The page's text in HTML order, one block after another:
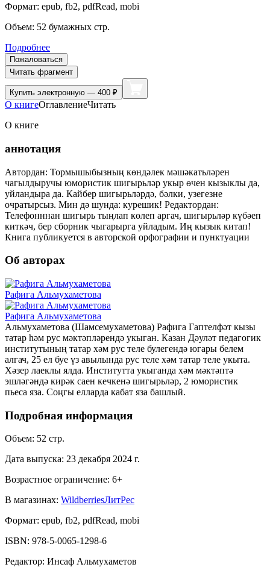
Формат: epub, fb2, pdfRead, mobi
Объем: 52 бумажных стр.
Подробнее
Пожаловаться
Читать фрагмент
Купить электронную — 400 ₽
О книгеОглавлениеЧитать
О книге
аннотация
Автордан: Тормышыбызның көндәлек мәшәкатьләрен
чагылдыручы юмористик шигырьләр укыр өчен кызыклы да,
уйландыра да. Кайбер шигырьләрдә, бәлки, узегезне
очратырсыз. Мин дә шунда: курешик! Редактордан:
Телефонннан шигырь тыңлап көлеп аргач, шигырьләр күбәеп
киткәч, бер сборник чыгарырга уйладым. Иң кызык китап!
Книга публикуется в авторской орфографии и пунктуации
Об авторах
Рафига Альмухаметова
Рафига Альмухаметова
Альмухаметова (Шамсемухаметова) Рафига Гаптелфәт кызы
татар hәм рус мәктәпләрендә укыган. Казан Дәуләт педагогик
институтының татар хәм рус теле булегендә югары белем
алгач, 25 ел буе үз авылында рус теле хәм татар теле укыта.
Хәзер лаеклы ялда. Институтта укыганда хәм мәктәптә
эшләгәндә кирәк саен кечкенә шигырьләр, 2 юмористик
пьеса яза. Соңгы елларда кабат яза башлый.
Подробная информация
Объем: 52 стр.
Дата выпуска: 23 декабря 2024 г.
Возрастное ограничение: 6+
В магазинах: WildberriesЛитРес
Формат: epub, fb2, pdfRead, mobi
ISBN: 978-5-0065-1298-6
Редактор: Инсаф Альмухаметов